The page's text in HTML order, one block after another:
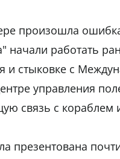
произошла
начали работать
и стыковке с
управления
связь с
презентована